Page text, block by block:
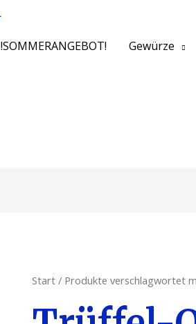
!SOMMERANGEBOT! Gewürze
Start/ Produkte verschlagwortet